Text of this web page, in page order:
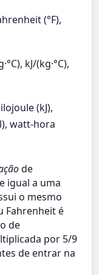
(°F),
kJ/(kg·°C),
(kJ),
watt-hora
de
igual a uma
o mesmo
Fahrenheit é
de
por 5/9
de entrar na